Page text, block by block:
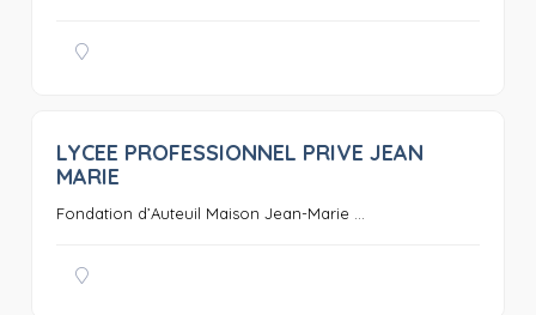
LYCEE PROFESSIONNEL PRIVE JEAN
MARIE
Fondation d’Auteuil Maison Jean-Marie ...